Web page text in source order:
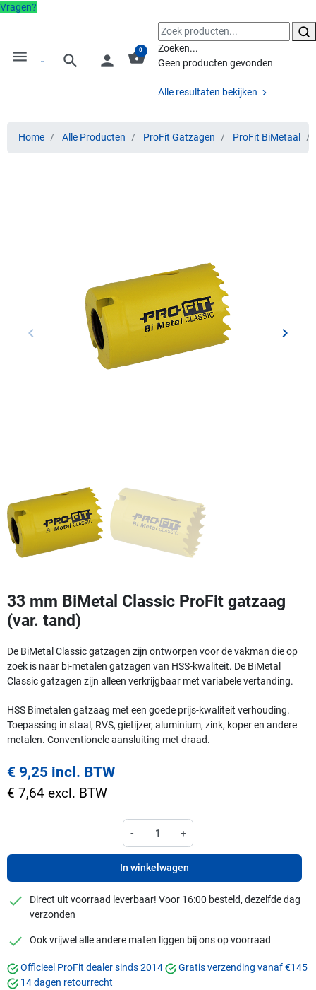
Vragen?
menu search person shopping_basket
0
Zoeken...
Geen producten gevonden
Alle resultaten bekijken
Home Alle Producten ProFit Gatzagen ProFit BiMetaal
Vorige
keyboard_arrow_left keyboard_arrow_right
33 mm BiMetal Classic ProFit gatzaag
(var. tand)
De BiMetal Classic gatzagen zijn ontworpen voor de vakman die op
zoek is naar bi-metalen gatzagen van HSS-kwaliteit. De BiMetal
Classic gatzagen zijn alleen verkrijgbaar met variabele vertanding.
HSS Bimetalen gatzaag met een goede prijs-kwaliteit verhouding.
Toepassing in staal, RVS, gietijzer, aluminium, zink, koper en andere
metalen. Conventionele aansluiting met draad.
€ 9,25 incl. BTW
€ 7,64 excl. BTW
- +
In winkelwagen
checkmark
Direct uit voorraad leverbaar! Voor 16:00 besteld, dezelfde dag
verzonden
checkmark
Ook vrijwel alle andere maten liggen bij ons op voorraad
Officieel ProFit dealer sinds 2014
Gratis verzending vanaf €145
14 dagen retourrecht